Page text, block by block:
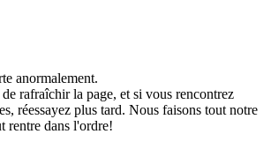
anormalement.
rafraîchir la page, et si vous rencontrez
réessayez plus tard. Nous faisons tout notre
rentre dans l'ordre!